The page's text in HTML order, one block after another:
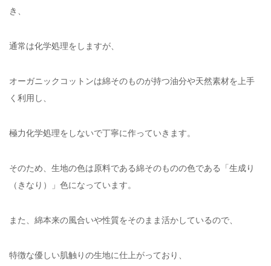
き、
通常は化学処理をしますが、
オーガニックコットンは綿そのものが持つ油分や天然素材を上手
く利用し、
極力化学処理をしないで丁寧に作っていきます。
そのため、生地の色は原料である綿そのものの色である「生成り
（きなり）」色になっています。
また、綿本来の風合いや性質をそのまま活かしているので、
特徴な優しい肌触りの生地に仕上がっており、